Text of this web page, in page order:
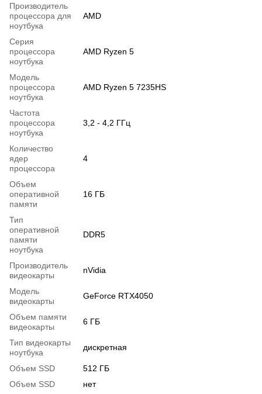
Производитель
процессора для
ноутбука
AMD
Серия
процессора
ноутбука
AMD Ryzen 5
Модель
процессора
ноутбука
AMD Ryzen 5 7235HS
Частота
процессора
ноутбука
3,2 - 4,2 ГГц
Количество
ядер
процессора
4
Объем
оперативной
памяти
16 ГБ
Тип
оперативной
памяти
ноутбука
DDR5
Производитель
видеокарты
nVidia
Модель
видеокарты
GeForce RTX4050
Объем памяти
видеокарты
6 ГБ
Тип видеокарты
ноутбука
дискретная
Объем SSD
512 ГБ
Объем SSD
нет